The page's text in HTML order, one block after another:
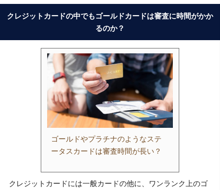
クレジットカードの中でもゴールドカードは審査に時間がかか
るのか？
ゴールドやプラチナのようなステ
ータスカードは審査時間が長い？
クレジットカードには一般カードの他に、ワンランク上のゴ